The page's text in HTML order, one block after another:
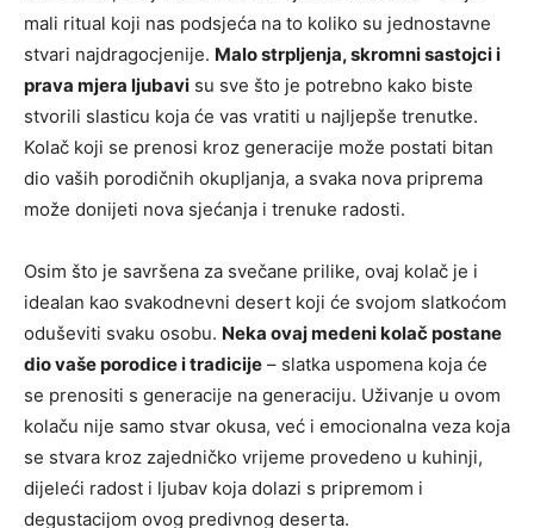
mali ritual koji nas podsjeća na to koliko su jednostavne
stvari najdragocjenije. Malo strpljenja, skromni sastojci i
prava mjera ljubavi su sve što je potrebno kako biste
stvorili slasticu koja će vas vratiti u najljepše trenutke.
Kolač koji se prenosi kroz generacije može postati bitan
dio vaših porodičnih okupljanja, a svaka nova priprema
može donijeti nova sjećanja i trenuke radosti.
Osim što je savršena za svečane prilike, ovaj kolač je i
idealan kao svakodnevni desert koji će svojom slatkoćom
oduševiti svaku osobu. Neka ovaj medeni kolač postane
dio vaše porodice i tradicije – slatka uspomena koja će
se prenositi s generacije na generaciju. Uživanje u ovom
kolaču nije samo stvar okusa, već i emocionalna veza koja
se stvara kroz zajedničko vrijeme provedeno u kuhinji,
dijeleći radost i ljubav koja dolazi s pripremom i
degustacijom ovog predivnog deserta.